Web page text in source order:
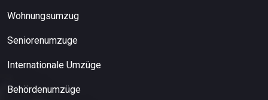
Wohnungsumzug
Seniorenumzuge
Internationale Umzüge
Behördenumzüge